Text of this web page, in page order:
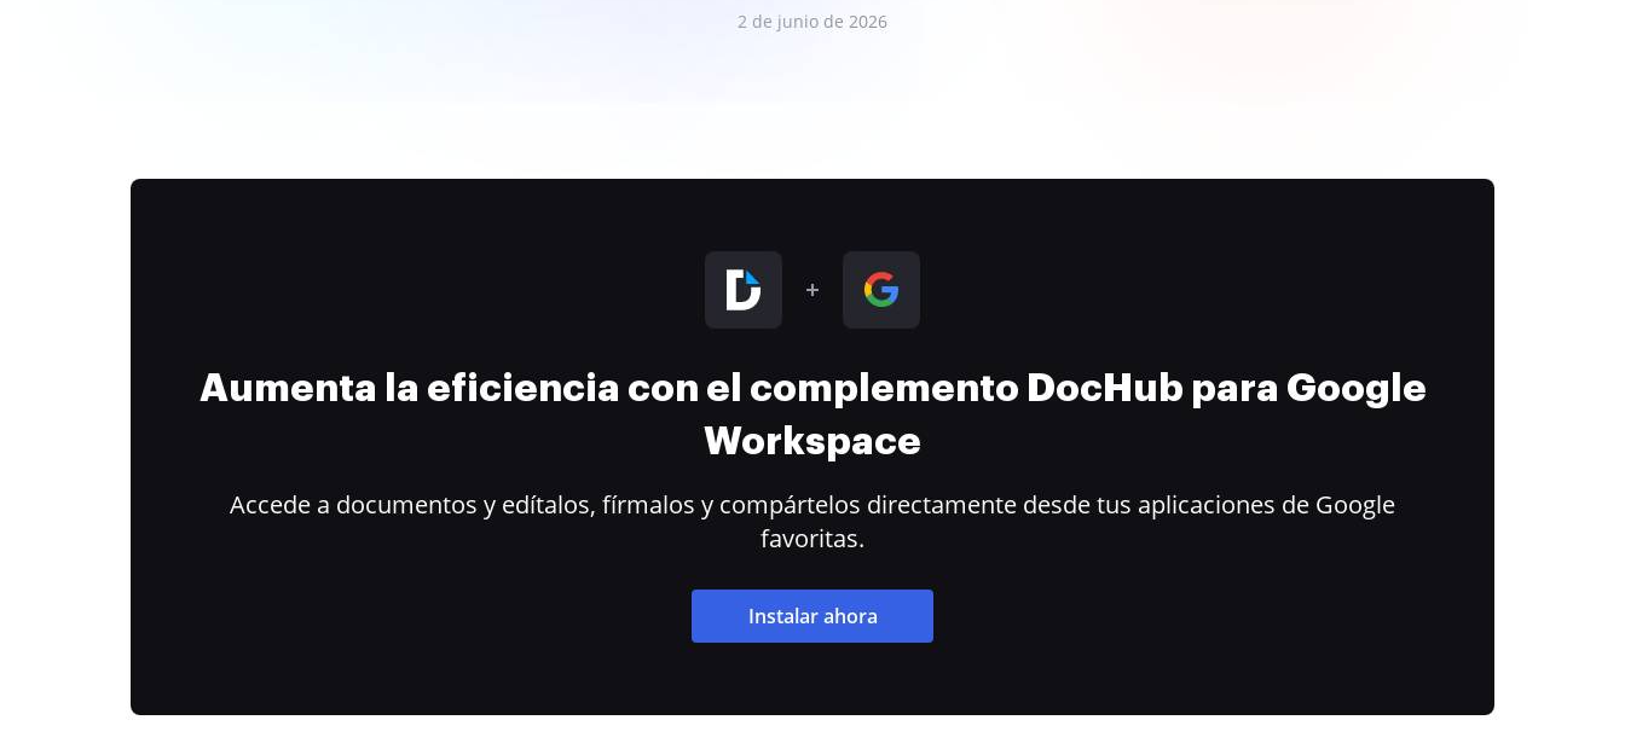
2 de junio de 2026
Aumenta la eficiencia con el complemento DocHub para Google
Workspace
Accede a documentos y edítalos, fírmalos y compártelos directamente desde tus aplicaciones de Google
favoritas.
Instalar ahora